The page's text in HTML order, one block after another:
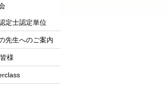
定士認定単位
先生へのご案内
様